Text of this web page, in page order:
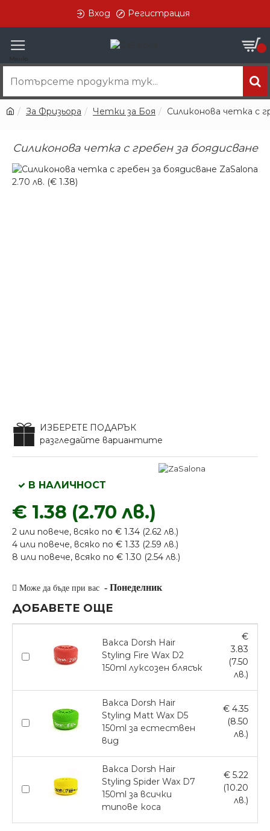
Вход Регистрация
За Фризьора Четки за Боя Силиконова четка с
Силиконова четка с гребен за боядисване
ИЗБЕРЕТЕ ПОДАРЪК
разгледайте вариантите
€ 1.38 (2.70 лв.)
2 или повече, всяко по € 1.34 (2.62 лв.)
4 или повече, всяко по € 1.33 (2.59 лв.)
8 или повече, всяко по € 1.30 (2.54 лв.)
В НАЛИЧНОСТ
Може да бъде при вас - Понеделник
ДОБАВЕТЕ ОЩЕ
Вакса Dorsh Hair
Styling Fire Wax D2
150ml луксозен блясък
€
3.83
(7.50
лв.)
Вакса Dorsh Hair
Styling Matt Wax D5
150ml за естествен
вид
€ 4.35
(8.50
лв.)
Вакса Dorsh Hair
Styling Spider Wax D7
150ml за всички
типове коса
€ 5.22
(10.20
лв.)